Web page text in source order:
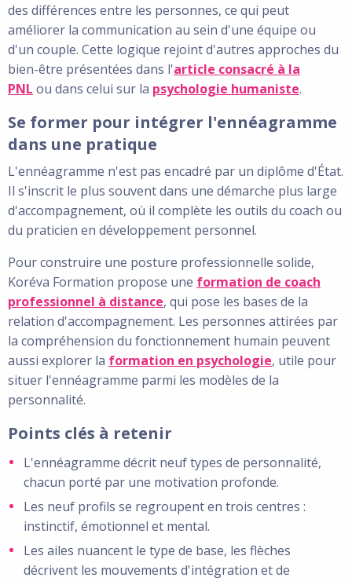
des différences entre les personnes, ce qui peut
améliorer la communication au sein d'une équipe ou
d'un couple. Cette logique rejoint d'autres approches du
bien-être présentées dans l'article consacré à la
PNL ou dans celui sur la psychologie humaniste.
Se former pour intégrer l'ennéagramme
dans une pratique
L'ennéagramme n'est pas encadré par un diplôme d'État.
Il s'inscrit le plus souvent dans une démarche plus large
d'accompagnement, où il complète les outils du coach ou
du praticien en développement personnel.
Pour construire une posture professionnelle solide,
Koréva Formation propose une formation de coach
professionnel à distance, qui pose les bases de la
relation d'accompagnement. Les personnes attirées par
la compréhension du fonctionnement humain peuvent
aussi explorer la formation en psychologie, utile pour
situer l'ennéagramme parmi les modèles de la
personnalité.
Points clés à retenir
L'ennéagramme décrit neuf types de personnalité,
chacun porté par une motivation profonde.
Les neuf profils se regroupent en trois centres :
instinctif, émotionnel et mental.
Les ailes nuancent le type de base, les flèches
décrivent les mouvements d'intégration et de